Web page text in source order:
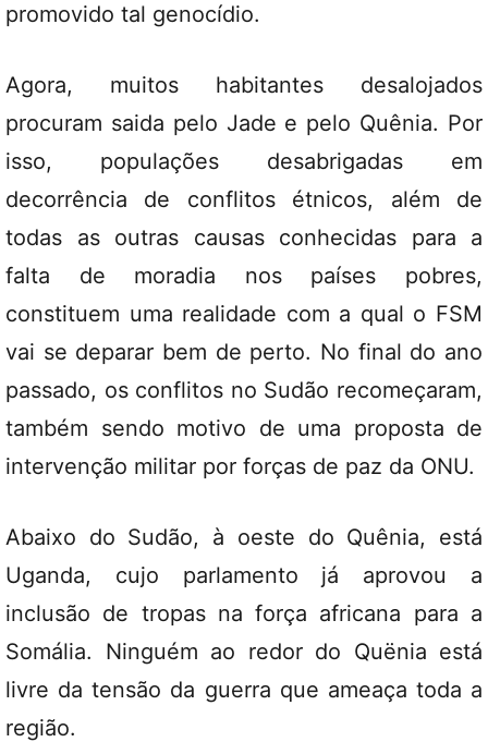
promovido tal genocídio.
Agora, muitos habitantes desalojados
procuram saida pelo Jade e pelo Quênia. Por
isso, populações desabrigadas em
decorrência de conflitos étnicos, além de
todas as outras causas conhecidas para a
falta de moradia nos países pobres,
constituem uma realidade com a qual o FSM
vai se deparar bem de perto. No final do ano
passado, os conflitos no Sudão recomeçaram,
também sendo motivo de uma proposta de
intervenção militar por forças de paz da ONU.
Abaixo do Sudão, à oeste do Quênia, está
Uganda, cujo parlamento já aprovou a
inclusão de tropas na força africana para a
Somália. Ninguém ao redor do Quënia está
livre da tensão da guerra que ameaça toda a
região.